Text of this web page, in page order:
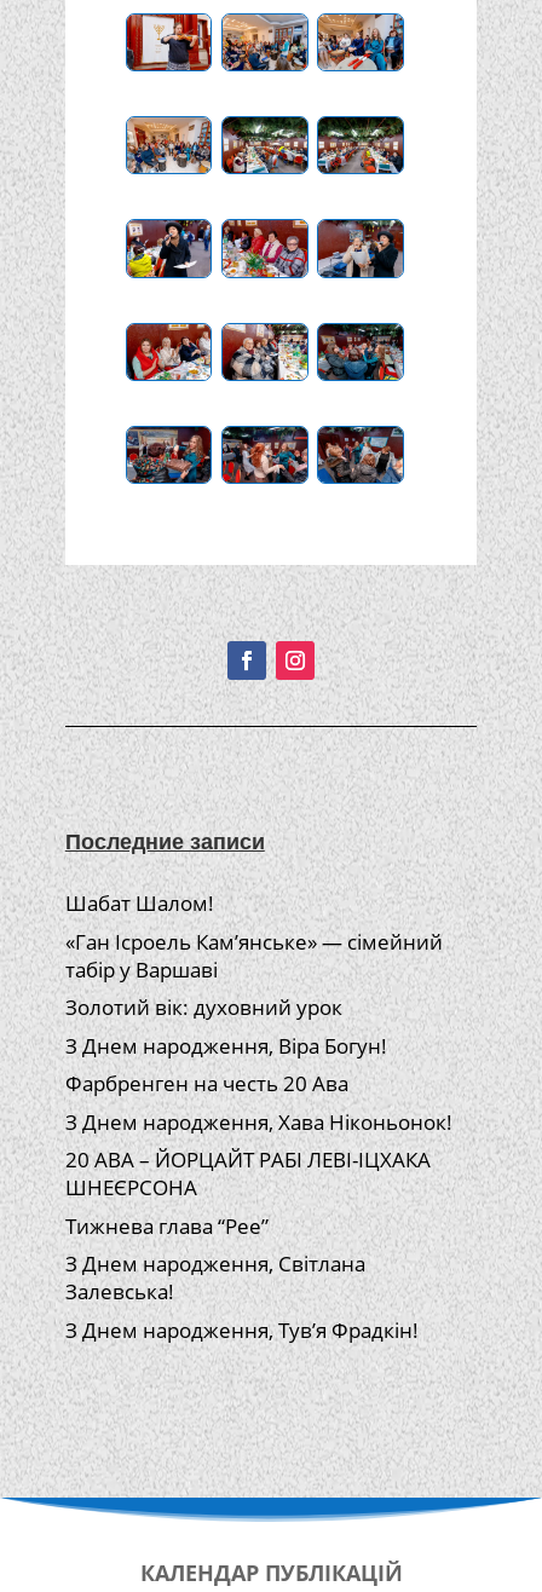
Подписывайтесь!
Последние записи
Шабат Шалом!
«Ган Ісроель Кам’янське» — сімейний
табір у Варшаві
Золотий вік: духовний урок
З Днем народження, Віра Богун!
Фарбренген на честь 20 Ава
З Днем народження, Хава Ніконьонок!
20 АВА – ЙОРЦАЙТ РАБІ ЛЕВІ-ІЦХАКА
ШНЕЄРСОНА
Тижнева глава “Рее”
З Днем народження, Світлана
Залевська!
З Днем народження, Тув’я Фрадкін!
КАЛЕНДАР ПУБЛІКАЦІЙ